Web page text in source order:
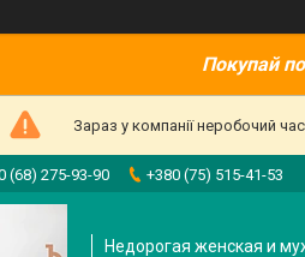
Покупай
Зараз у компанії неробочий
(68) 275-93-90 +380 (75) 515-41-53
Недорогая женская и